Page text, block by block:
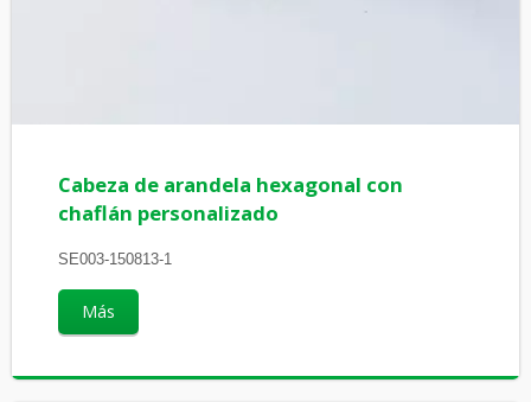
Cabeza de arandela hexagonal con
chaflán personalizado
SE003-150813-1
Más